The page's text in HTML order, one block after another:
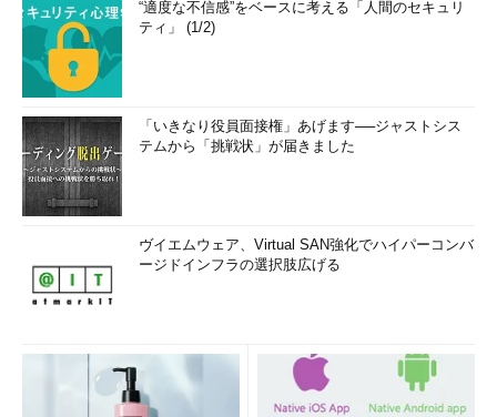
“適度な不信感”をベースに考える「人間のセキュリ
ティ」 (1/2)
「いきなり役員面接権」あげます──ジャストシス
テムから「挑戦状」が届きました
ヴイエムウェア、Virtual SAN強化でハイパーコンバ
ージドインフラの選択肢広げる